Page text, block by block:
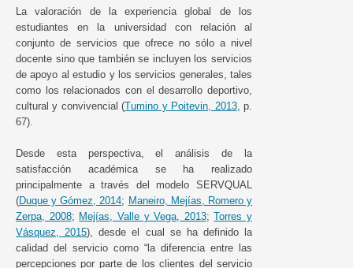
La valoración de la experiencia global de los
estudiantes en la universidad con relación al
conjunto de servicios que ofrece no sólo a nivel
docente sino que también se incluyen los servicios
de apoyo al estudio y los servicios generales, tales
como los relacionados con el desarrollo deportivo,
cultural y convivencial (Tumino y Poitevin, 2013, p.
67).
Desde esta perspectiva, el análisis de la
satisfacción académica se ha realizado
principalmente a través del modelo SERVQUAL
(Duque y Gómez, 2014; Maneiro, Mejías, Romero y
Zerpa, 2008; Mejías, Valle y Vega, 2013;Torres y
Vásquez, 2015), desde el cual se ha definido la
calidad del servicio como “la diferencia entre las
percepciones por parte de los clientes del servicio